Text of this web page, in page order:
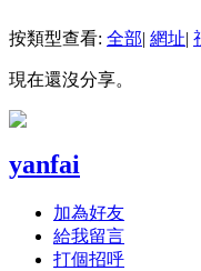
按類型查看: 全部| 網址|
現在還沒分享。
yanfai
加為好友
給我留言
打個招呼